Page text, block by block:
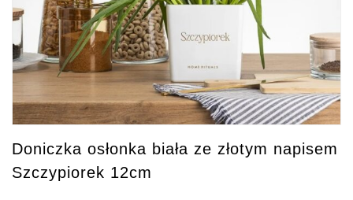
Doniczka osłonka biała ze złotym napisem
Szczypiorek 12cm